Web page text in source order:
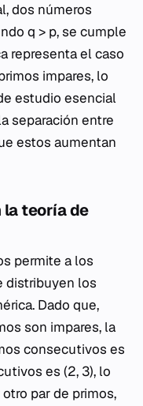
dos números
q > p, se cumple
representa el caso
impares, lo
estudio esencial
separación entre
estos aumentan
la teoría de
permite a los
distribuyen los
Dado que,
son impares, la
consecutivos es
es (2, 3), lo
par de primos,